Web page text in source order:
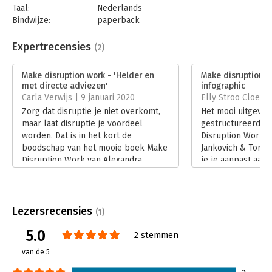
Taal:
Nederlands
Bindwijze:
paperback
Uitgever:
Business Contact
Verschijningsdatum:
17-6-2019
Hoofdrubriek: Algemeen management
Expertrecensies (2)
Make disruption work - 'Helder en
met directe adviezen'
Carla Verwijs | 9 januari 2020
Zorg dat disruptie je niet overkomt,
maar laat disruptie je voordeel
worden. Dat is in het kort de
boodschap van het mooie boek Make
Disruption Work van Alexandra
Make disruption
infographic
Elly Stroo
Het mooi
gestructureerde
Disruption Work
Jankovich & Tom
je je aanpast aan
Lezersrecensies (1)
5.0
van de 5
2 stemmen